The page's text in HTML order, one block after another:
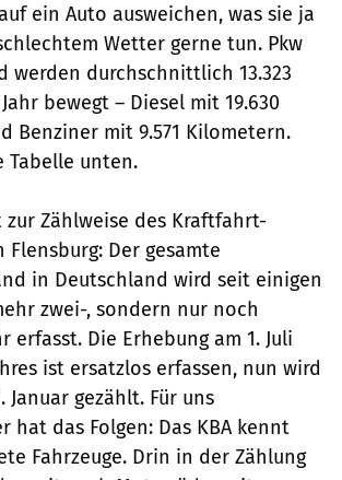
ein Auto ausweichen, was sie ja
Wetter gerne tun. Pkw
werden durchschnittlich 13.323
bewegt – Diesel mit 19.630
Benziner mit 9.571 Kilometern.
Tabelle unten.
zur Zählweise des Kraftfahrt-
Flensburg: Der gesamte
in Deutschland wird seit einigen
zwei-, sondern nur noch
erfasst. Die Erhebung am 1. Juli
ist ersatzlos erfassen, nun wird
Januar gezählt. Für uns
hat das Folgen: Das KBA kennt
Fahrzeuge. Drin in der Zählung